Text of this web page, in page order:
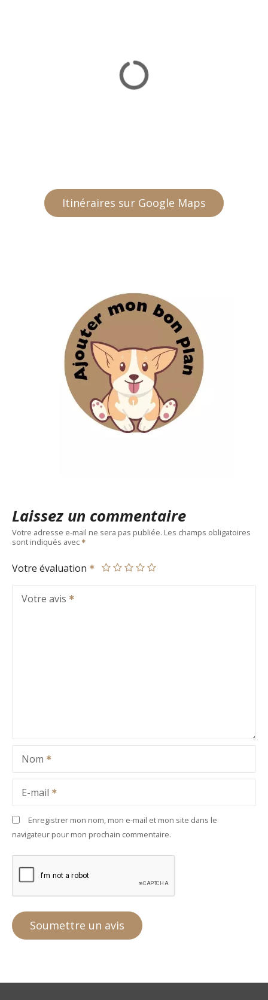
Itinéraires sur Google Maps
Laissez un commentaire
Votre adresse e-mail ne sera pas publiée. Les champs obligatoires
sont indiqués avec
Votre évaluation
Votre avis
Nom
E-mail
Enregistrer mon nom, mon e-mail et mon site dans le
navigateur pour mon prochain commentaire.